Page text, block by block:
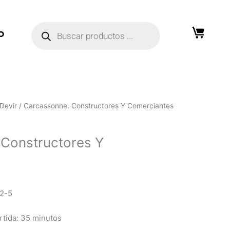
productos
Devir / Carcassonne: Constructores Y Comerciantes
Y
5
35 minutos